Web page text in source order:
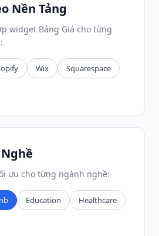
Nền Tảng
widget Bảng Giá cho từng
Wix
Squarespace
ưu cho từng ngành nghề:
Education
Healthcare